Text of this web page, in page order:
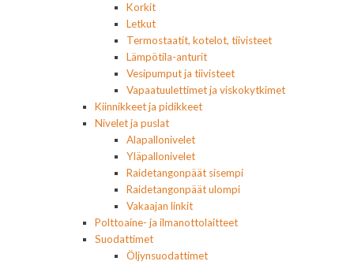
Korkit
Letkut
Termostaatit, kotelot, tiivisteet
Lämpötila-anturit
Vesipumput ja tiivisteet
Vapaatuulettimet ja viskokytkimet
Kiinnikkeet ja pidikkeet
Nivelet ja puslat
Alapallonivelet
Yläpallonivelet
Raidetangonpäät sisempi
Raidetangonpäät ulompi
Vakaajan linkit
Polttoaine- ja ilmanottolaitteet
Suodattimet
Öljynsuodattimet